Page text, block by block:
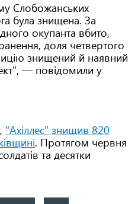
Слобожанських
була знищена. За
окупанта вбито,
доля четвертого
знищений й наявний
— повідомили у
"Ахіллес" знищив 820
. Протягом червня
та десятки